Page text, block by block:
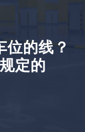
位的线？
定的